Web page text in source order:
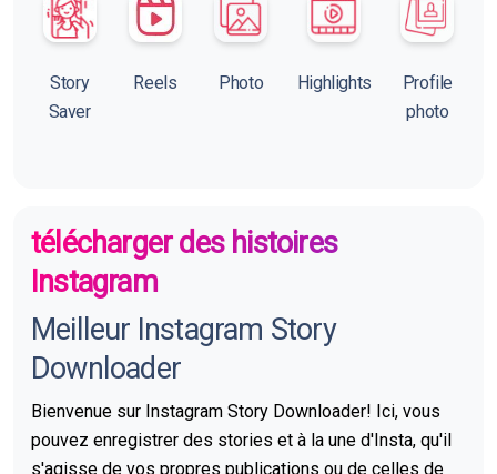
Story
Saver
Reels Photo Highlights
Profile
photo
télécharger des histoires
Instagram
Meilleur Instagram Story
Downloader
Bienvenue sur Instagram Story Downloader! Ici, vous
pouvez enregistrer des stories et à la une d'Insta, qu'il
s'agisse de vos propres publications ou de celles de